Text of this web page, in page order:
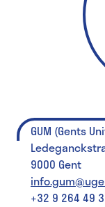
GUM (Gents
9000 Gent
+32 9 264 49